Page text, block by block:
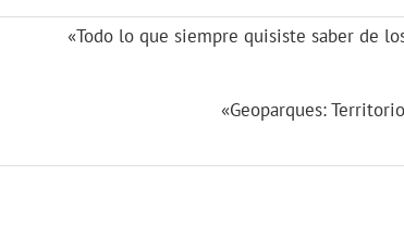
«Todo lo que siempre quisiste saber de
«Geoparques: